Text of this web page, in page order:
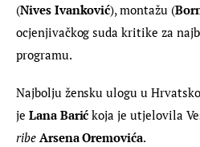
(Nives Ivanković), montažu (
ocjenjivačkog suda kritike za
programu.
Najbolju žensku ulogu u
je Lana Barić koja je utjelovila
ribe Arsena Oremovića.